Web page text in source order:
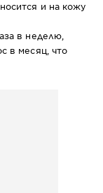
и на кожу
в неделю,
в месяц, что